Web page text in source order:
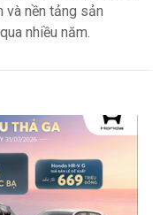
và nền tảng sản
nhiều năm.